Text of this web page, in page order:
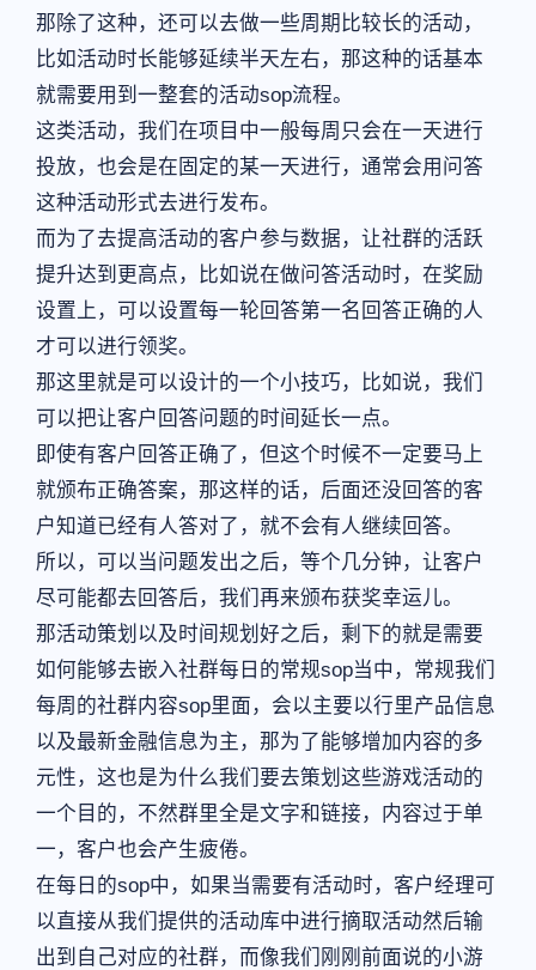
那除了这种，还可以去做一些周期比较长的活动，
比如活动时长能够延续半天左右，那这种的话基本
就需要用到一整套的活动sop流程。
这类活动，我们在项目中一般每周只会在一天进行
投放，也会是在固定的某一天进行，通常会用问答
这种活动形式去进行发布。
而为了去提高活动的客户参与数据，让社群的活跃
提升达到更高点，比如说在做问答活动时，在奖励
设置上，可以设置每一轮回答第一名回答正确的人
才可以进行领奖。
那这里就是可以设计的一个小技巧，比如说，我们
可以把让客户回答问题的时间延长一点。
即使有客户回答正确了，但这个时候不一定要马上
就颁布正确答案，那这样的话，后面还没回答的客
户知道已经有人答对了，就不会有人继续回答。
所以，可以当问题发出之后，等个几分钟，让客户
尽可能都去回答后，我们再来颁布获奖幸运儿。
那活动策划以及时间规划好之后，剩下的就是需要
如何能够去嵌入社群每日的常规sop当中，常规我们
每周的社群内容sop里面，会以主要以行里产品信息
以及最新金融信息为主，那为了能够增加内容的多
元性，这也是为什么我们要去策划这些游戏活动的
一个目的，不然群里全是文字和链接，内容过于单
一，客户也会产生疲倦。
在每日的sop中，如果当需要有活动时，客户经理可
以直接从我们提供的活动库中进行摘取活动然后输
出到自己对应的社群，而像我们刚刚前面说的小游